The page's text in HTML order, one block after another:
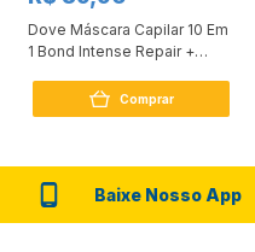
Dove Máscara Capilar 10 Em
1 Bond Intense Repair +
Comprar
Baixe Nosso App